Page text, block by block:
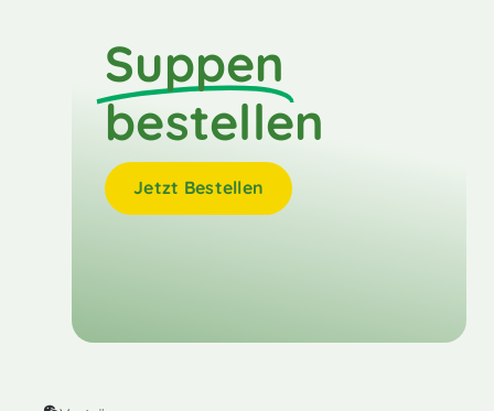
Suppen
bestellen
Jetzt Bestellen